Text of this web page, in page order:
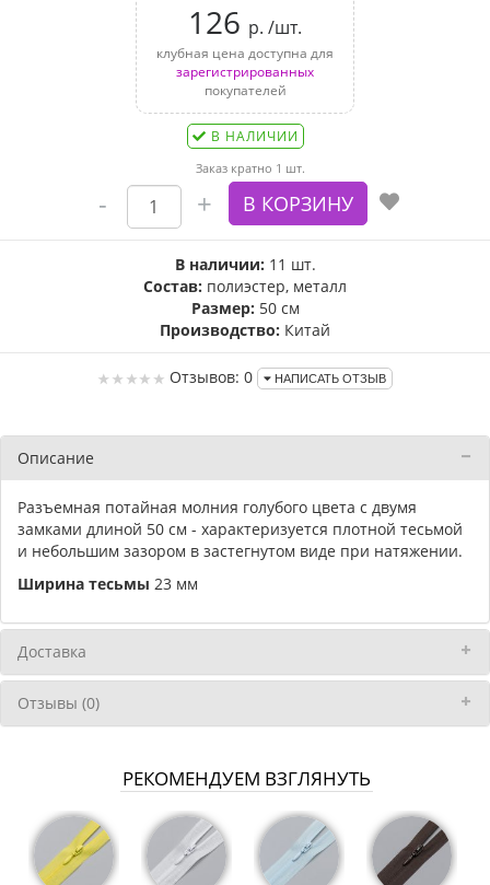
126 р. /шт.
клубная цена доступна для
зарегистрированных
покупателей
В НАЛИЧИИ
Заказ кратно 1 шт.
В наличии: 11 шт.
Состав: полиэстер, металл
Размер: 50 см
Производство: Китай
Отзывов: 0 НАПИСАТЬ ОТЗЫВ
Описание
Разъемная потайная молния голубого цвета с двумя
замками длиной 50 см - характеризуется плотной тесьмой
и небольшим зазором в застегнутом виде при натяжении.
Ширина тесьмы 23 мм
Доставка
Отзывы (0)
РЕКОМЕНДУЕМ ВЗГЛЯНУТЬ